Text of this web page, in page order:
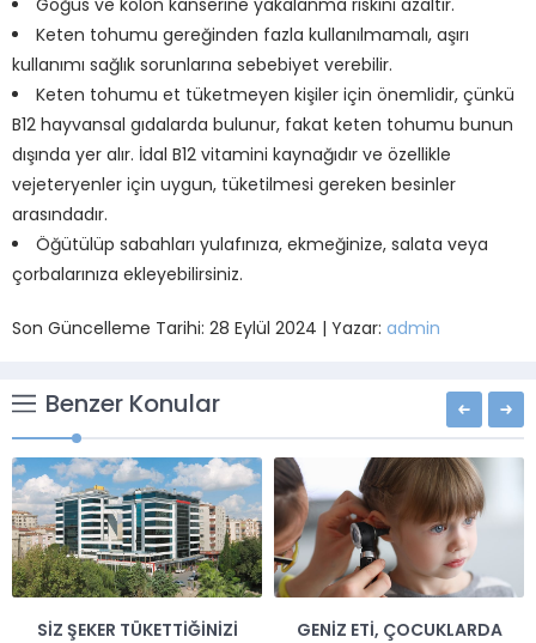
Keten tohumu gereğinden fazla kullanılmamalı, aşırı
kullanımı sağlık sorunlarına sebebiyet verebilir.
Keten tohumu et tüketmeyen kişiler için önemlidir, çünkü
B12 hayvansal gıdalarda bulunur, fakat keten tohumu bunun
dışında yer alır. İdal B12 vitamini kaynağıdır ve özellikle
vejeteryenler için uygun, tüketilmesi gereken besinler
arasındadır.
Öğütülüp sabahları yulafınıza, ekmeğinize, salata veya
çorbalarınıza ekleyebilirsiniz.
Son Güncelleme Tarihi: 28 Eylül 2024 | Yazar: admin
Benzer Konular
SIZ ŞEKER TÜKETTIĞINIZI GENIZ ETI, ÇOCUKLARDA